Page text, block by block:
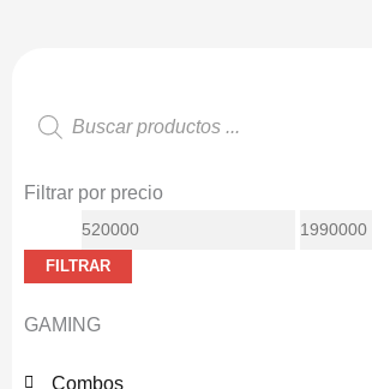
Búsqueda
de
Filtrar por precio
Precio
mínimo máximo
FILTRAR
GAMING
Combos